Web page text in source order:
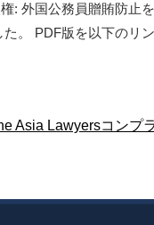
: 外国公務員贈賄防止
。 PDF版を以下のリ
Asia Lawyersコンプ